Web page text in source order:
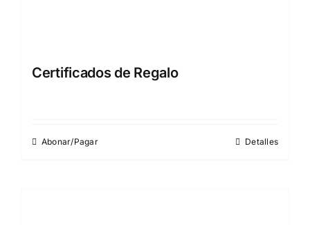
Certificados de Regalo
Abonar/Pagar Detalles